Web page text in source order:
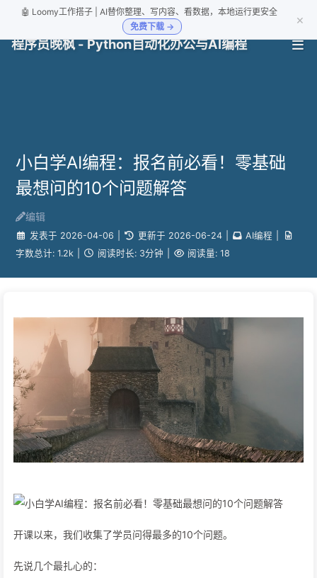
🤖 Loomy工作搭子 | AI替你整理、写内容、看数据，本地运行更安全
免费下载 →
×
程序员晚枫 - Python自动化办公与AI编程
小白学AI编程：报名前必看！零基础
最想问的10个问题解答
编辑
发表于 2026-04-06 更新于 2026-06-24 AI编程
字数总计: 1.2k 阅读时长: 3分钟 阅读量: 18
开课以来，我们收集了学员问得最多的10个问题。
先说几个最扎心的：